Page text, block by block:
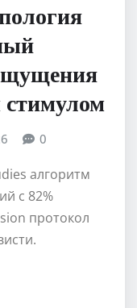
0
алгоритм
с 82%
протокол